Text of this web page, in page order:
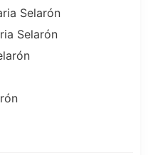
Selarón
Selarón